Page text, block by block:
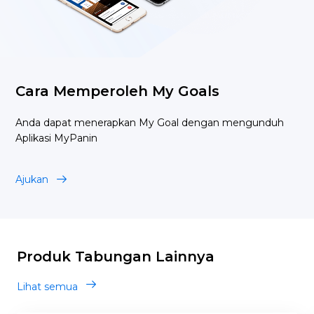
Cara Memperoleh My Goals
Anda dapat menerapkan My Goal dengan mengunduh
Aplikasi MyPanin
Ajukan
Produk Tabungan Lainnya
Lihat semua